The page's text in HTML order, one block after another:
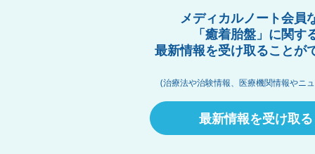
メディカルノート会員
「癒着胎盤」に関す
最新情報を受け取ることが
(治療法や治験情報、医療機関情報やニ
最新情報を受け取る